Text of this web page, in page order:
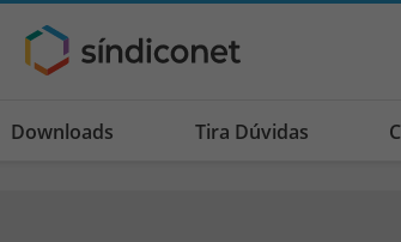
Downloads Tira Dúvidas